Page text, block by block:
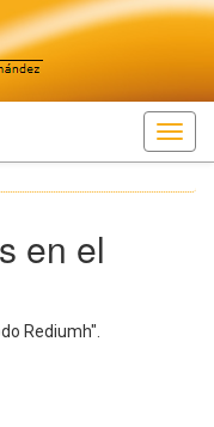
en el
Rediumh".